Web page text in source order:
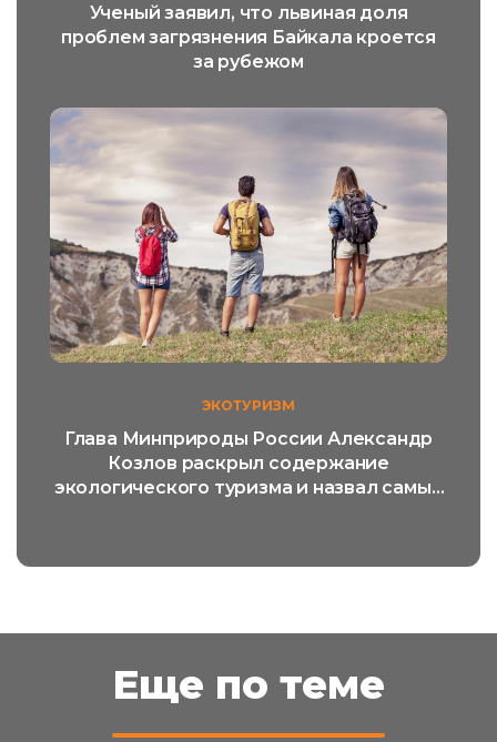
Ученый заявил, что львиная доля
проблем загрязнения Байкала кроется
за рубежом
ЭКОТУРИЗМ
Глава Минприроды России Александр
Козлов раскрыл содержание
экологического туризма и назвал самый
Еще по теме